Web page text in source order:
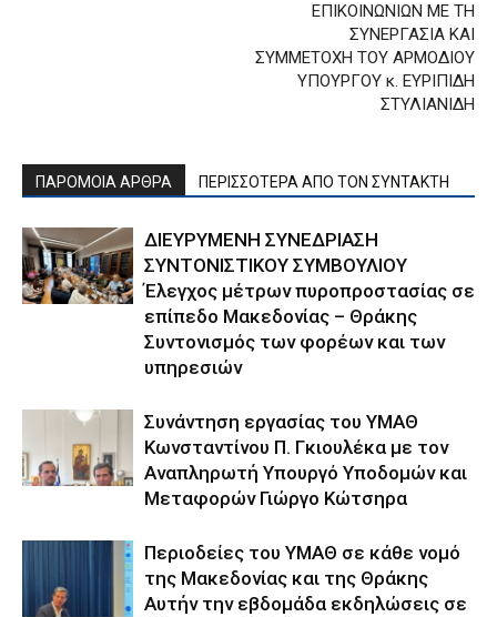
ΕΠΙΚΟΙΝΩΝΙΩΝ ΜΕ ΤΗ
ΣΥΝΕΡΓΑΣΙΑ ΚΑΙ
ΣΥΜΜΕΤΟΧΗ ΤΟΥ ΑΡΜΟΔΙΟΥ
ΥΠΟΥΡΓΟΥ κ. ΕΥΡΙΠΙΔΗ
ΣΤΥΛΙΑΝΙΔΗ
ΠΑΡΟΜΟΙΑ ΑΡΘΡΑ ΠΕΡΙΣΣΟΤΕΡΑ ΑΠΟ ΤΟΝ ΣΥΝΤΑΚΤΗ
ΔΙΕΥΡΥΜΕΝΗ ΣΥΝΕΔΡΙΑΣΗ
ΣΥΝΤΟΝΙΣΤΙΚΟΥ ΣΥΜΒΟΥΛΙΟΥ
Έλεγχος μέτρων πυροπροστασίας σε
επίπεδο Μακεδονίας – Θράκης
Συντονισμός των φορέων και των
υπηρεσιών
Συνάντηση εργασίας του ΥΜΑΘ
Κωνσταντίνου Π. Γκιουλέκα με τον
Αναπληρωτή Υπουργό Υποδομών και
Μεταφορών Γιώργο Κώτσηρα
Περιοδείες του ΥΜΑΘ σε κάθε νομό
της Μακεδονίας και της Θράκης
Αυτήν την εβδομάδα εκδηλώσεις σε